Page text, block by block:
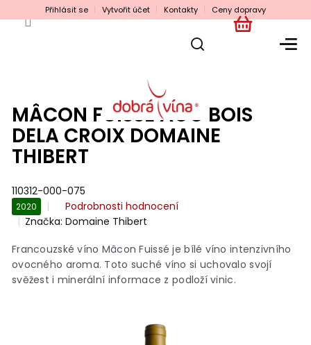
na
Přihlásit se Vytvořit účet Kontakty Ceny dopravy
NÁKUPNÍ
MÂCON FUISSÉ AOC BOIS
DELA CROIX DOMAINE
THIBERT
110312-000-075
2020
Průměrné
hodnocení
je
z
5
Podrobnosti hodnocení
Značka:Domaine Thibert
Francouzské víno Mâcon Fuissé je bílé víno intenzivního
ovocného aroma. Toto suché víno si uchovalo svojí
svěžest i minerální informace z podloží vinic.